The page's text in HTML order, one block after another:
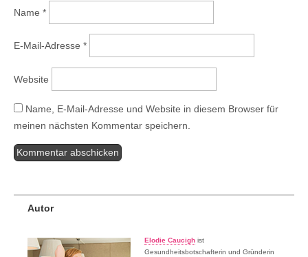
Name *
E-Mail-Adresse *
Website
Name, E-Mail-Adresse und Website in diesem Browser für
meinen nächsten Kommentar speichern.
Autor
Elodie Caucigh ist
Gesundheitsbotschafterin und Gründerin